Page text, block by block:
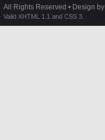
All Rights Reserved • Design by
Valid XHTML 1.1 and CSS 3.